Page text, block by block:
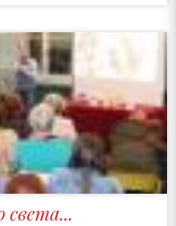
света...